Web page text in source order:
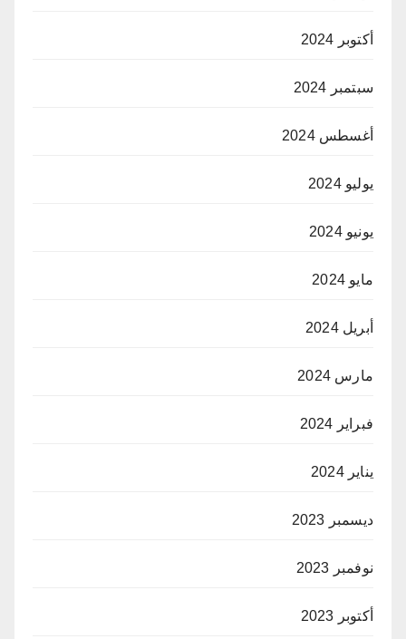
أكتوبر 2024
سبتمبر 2024
أغسطس 2024
يوليو 2024
يونيو 2024
مايو 2024
أبريل 2024
مارس 2024
فبراير 2024
يناير 2024
ديسمبر 2023
نوفمبر 2023
أكتوبر 2023